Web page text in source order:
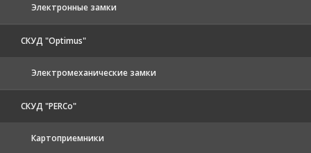
Электронные замки
СКУД "Optimus"
Электромеханические замки
СКУД "PERCo"
Картоприемники